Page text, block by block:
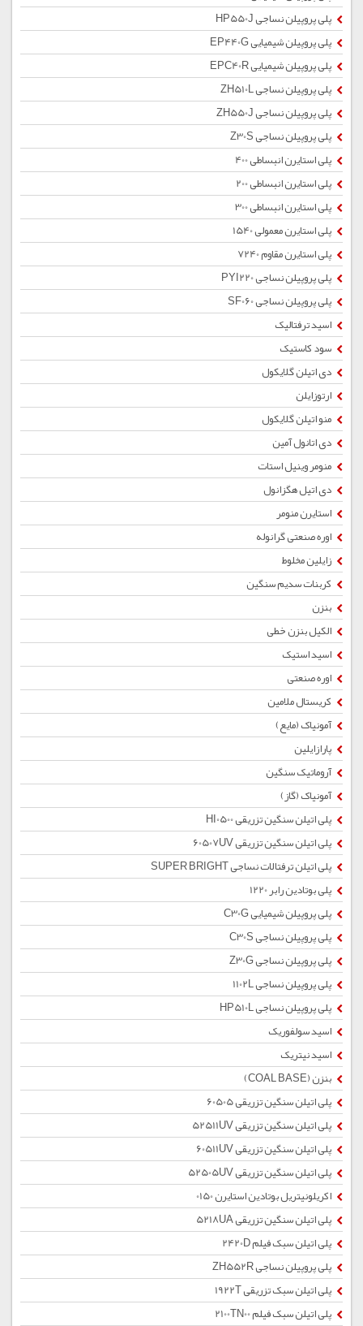
پلی پروپیلن نساجی HP550J
پلی پروپیلن شیمیایی EP440G
پلی پروپیلن شیمیایی EPC40R
پلی پروپیلن نساجی ZH510L
پلی پروپیلن نساجی ZH550J
پلی پروپیلن نساجی Z30S
پلی استایرن انبساطی 400
پلی استایرن انبساطی 200
پلی استایرن انبساطی 300
پلی استایرن معمولی 1540
پلی استایرن مقاوم 7240
پلی پروپیلن نساجی PYI220
پلی پروپیلن نساجی SF060
اسید ترفتالیک
سود کاستیک
دی اتیلن گلایکول
ارتوزایلن
منو اتیلن گلایکول
دی اتانول آمین
منومر وینیل استات
دی اتیل هگزانول
استایرن منومر
اوره صنعتی گرانوله
زایلین مخلوط
کربنات سدیم سنگین
بنزن
الکیل بنزن خطی
اسید استیک
اوره صنعتی
کریستال ملامین
آمونیاک (مایع)
پارازایلین
آروماتیک سنگین
آمونیاک (گاز)
پلی اتیلن سنگین تزریقی HI0500
پلی اتیلن سنگین تزریقی 60507UV
پلی اتیلن ترفتالات نساجی SUPER BRIGHT
پلی بوتادین رابر 1220
پلی پروپیلن شیمیایی C30G
پلی پروپیلن نساجی C30S
پلی پروپیلن نساجی Z30G
پلی پروپیلن نساجی 1102L
پلی پروپیلن نساجی HP510L
اسید سولفوریک
اسید نیتریک
بنزن (COAL BASE)
پلی اتیلن سنگین تزریقی 60505
پلی اتیلن سنگین تزریقی 52511UV
پلی اتیلن سنگین تزریقی 60511UV
پلی اتیلن سنگین تزریقی 52505UV
اکریلونیتریل بوتادین استایرن 0150
پلی اتیلن سنگین تزریقی 5218UA
پلی اتیلن سبک فیلم 2420D
پلی پروپیلن نساجی ZH552R
پلی اتیلن سبک تزریقی 1922T
پلی اتیلن سبک فیلم 2100TN00